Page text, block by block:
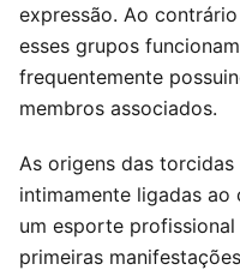
expressão. Ao
esses grupos
frequentemente
membros associados.
As origens das
intimamente ligadas
um esporte profissional
primeiras